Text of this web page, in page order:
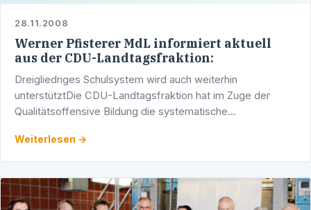
28.11.2008
Werner Pfisterer MdL informiert aktuell
aus der CDU-Landtagsfraktion:
Dreigliedriges Schulsystem wird auch weiterhin
unterstütztDie CDU-Landtagsfraktion hat im Zuge der
Qualitätsoffensive Bildung die systematische
auf den Weg gebracht. …
Weiterlesen →